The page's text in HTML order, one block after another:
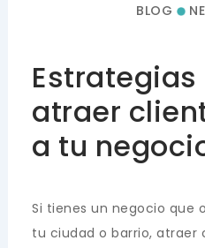
BLOG
atraer
a tu
Si tienes un negocio que
tu ciudad o barrio, atraer